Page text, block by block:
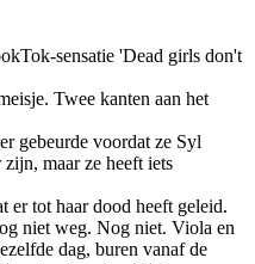
sensatie 'Dead girls don't
Twee kanten aan het
gebeurde voordat ze Syl
maar ze heeft iets
er tot haar dood heeft geleid.
niet weg. Nog niet. Viola en
dag, buren vanaf de